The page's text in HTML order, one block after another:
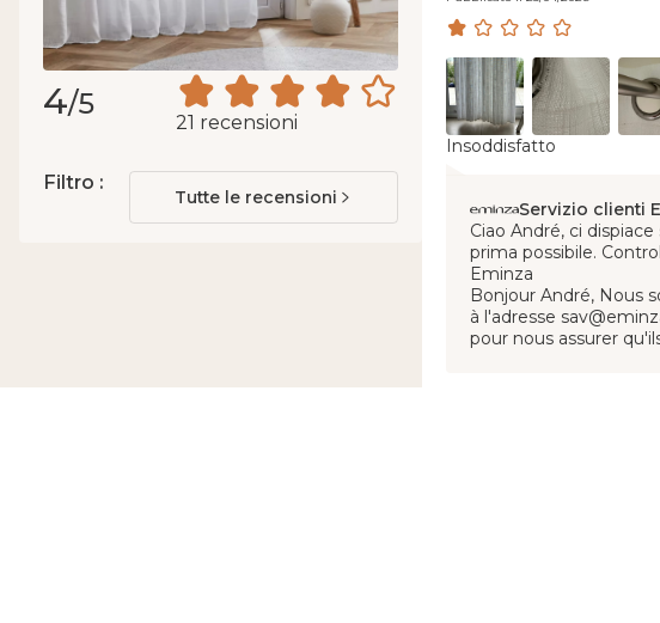
4/5
21 recensioni
Filtro :
Tutte le recensioni
Insoddisfatto
Servizio clienti
Ciao André, ci
prima possibile.
Eminza
Bonjour André, Nous
à l'adresse
pour nous assurer